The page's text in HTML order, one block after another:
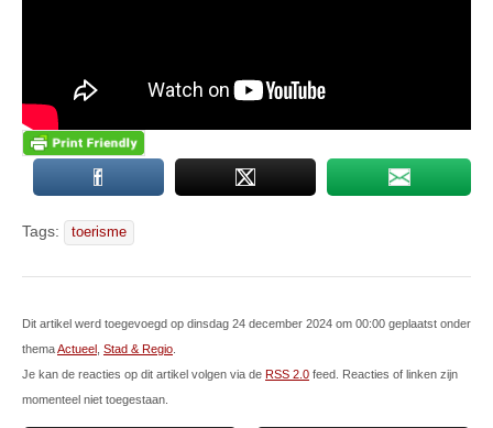
Tags: toerisme
Dit artikel werd toegevoegd op dinsdag 24 december 2024 om 00:00 geplaatst onder
themaActueel Stad & Regio
Je kan de reacties op dit artikel volgen via de RSS 2.0 feed. Reacties of linken zijn
momenteel niet toegestaan.